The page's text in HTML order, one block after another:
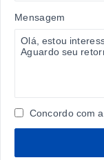
Mensagem
Concordo com a